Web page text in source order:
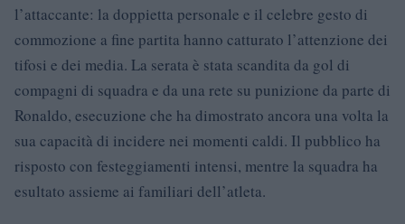
l’attaccante: la doppietta personale e il celebre gesto di
commozione a fine partita hanno catturato l’attenzione dei
tifosi e dei media. La serata è stata scandita da gol di
compagni di squadra e da una rete su punizione da parte di
Ronaldo, esecuzione che ha dimostrato ancora una volta la
sua capacità di incidere nei momenti caldi. Il pubblico ha
risposto con festeggiamenti intensi, mentre la squadra ha
esultato assieme ai familiari dell’atleta.